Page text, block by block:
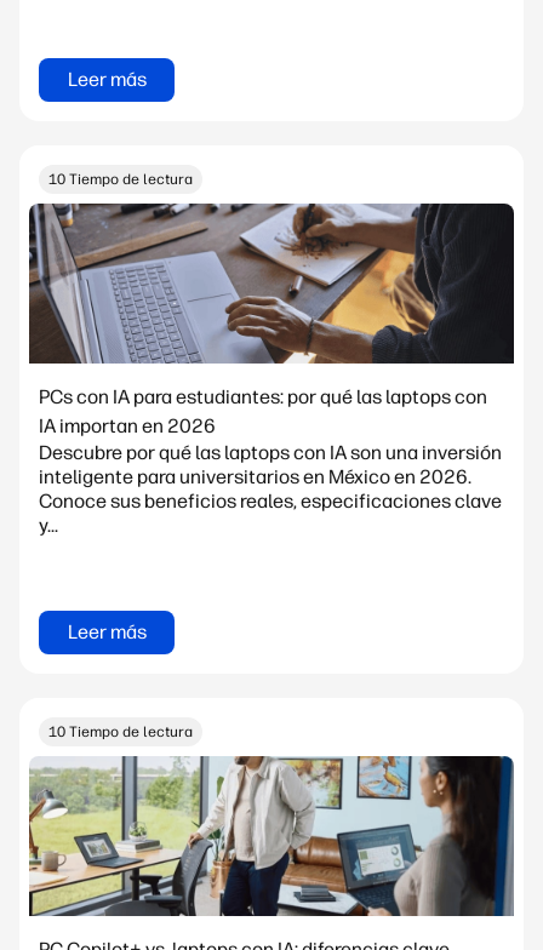
Leer más
10 Tiempo de lectura
PCs con IA para estudiantes: por qué las laptops con
IA importan en 2026
Descubre por qué las laptops con IA son una inversión
inteligente para universitarios en México en 2026.
Conoce sus beneficios reales, especificaciones clave
y...
Leer más
10 Tiempo de lectura